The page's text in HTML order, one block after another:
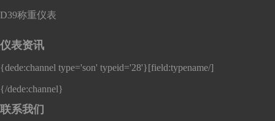
D39称重仪表
仪表资讯
{dede:channel type='son' typeid='28'}[field:typename/]
{/dede:channel}
联系我们